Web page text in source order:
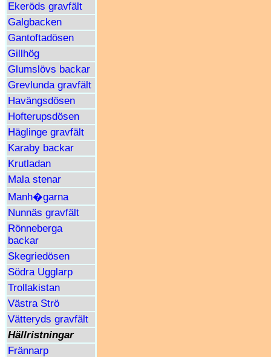
Ekeröds gravfält
Galgbacken
Gantoftadösen
Gillhög
Glumslövs backar
Grevlunda gravfält
Havängsdösen
Hofterupsdösen
Häglinge gravfält
Karaby backar
Krutladan
Mala stenar
Manh�garna
Nunnäs gravfält
Rönneberga
backar
Skegriedösen
Södra Ugglarp
Trollakistan
Västra Strö
Vätteryds gravfält
Hällristningar
Frännarp